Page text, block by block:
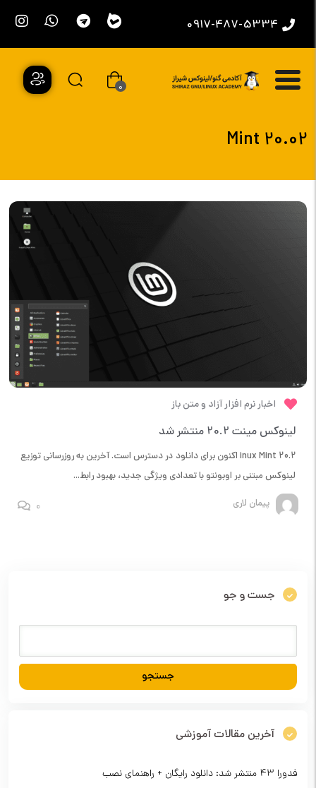
0917-487-5334
0
Mint 20.02
اخبار نرم افزار آزاد و متن باز
لینوکس مینت 20.2 منتشر شد
inux Mint 20.2 اکنون برای دانلود در دسترس است. آخرین به روزرسانی توزیع
لینوکس مبتنی بر اوبونتو با تعدادی ویژگی جدید، بهبود رابط...
پیمان لاری
0
جست و جو
آخرین مقالات آموزشی
فدورا ۴۳ منتشر شد: دانلود رایگان + راهنمای نصب